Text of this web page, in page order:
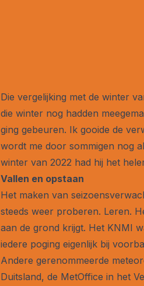
Die vergelijking met de winter
die winter nog hadden
ging gebeuren. Ik gooide de
wordt me door sommigen nog
winter van 2022 had hij het
Vallen en opstaan
Het maken van
steeds weer proberen. Leren.
aan de grond krijgt. Het KNMI
iedere poging eigenlijk bij
Andere gerenommeerde
Duitsland, de MetOffice in het